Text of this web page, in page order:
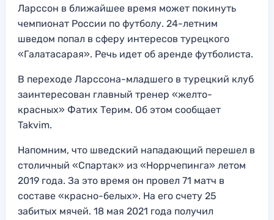
Ларссон в ближайшее время может покинуть
чемпионат России по футболу. 24-летним
шведом попал в сферу интересов турецкого
«Галатасарая». Речь идет об аренде футболиста.
В переходе Ларссона-младшего в турецкий клуб
заинтересован главный тренер «желто-
красных» Фатих Терим. Об этом сообщает
Takvim.
Напомним, что шведский нападающий перешел в
столичный «Спартак» из «Норрчепинга» летом
2019 года. За это время он провел 71 матч в
составе «красно-белых». На его счету 25
забитых мячей. 18 мая 2021 года получил